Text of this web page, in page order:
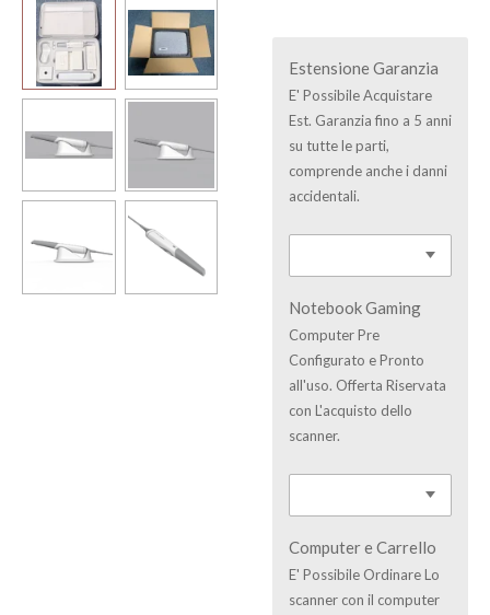
Estensione Garanzia
E' Possibile Acquistare
Est. Garanzia fino a 5 anni
su tutte le parti,
comprende anche i danni
accidentali.
Notebook Gaming
Computer Pre
Configurato e Pronto
all'uso. Offerta Riservata
con L'acquisto dello
scanner.
Computer e Carrello
E' Possibile Ordinare Lo
scanner con il computer